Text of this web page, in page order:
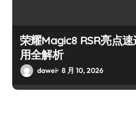
荣耀Magic8 RSR亮点
用全解析
dawei 8 月 10, 2026